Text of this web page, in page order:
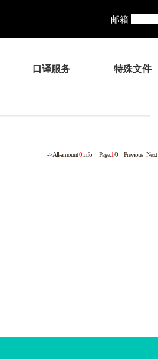
邮箱
口译服务 特殊文件
-> All-amount0info Page:1/0 Previous Next